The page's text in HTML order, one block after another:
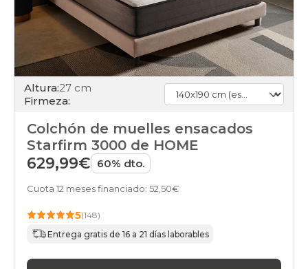
Altura:27 cm
Firmeza:
Colchón de muelles ensacados
Starfirm 3000 de HOME
629,99€ 60% dto.
Cuota 12 meses financiado: 52,50€
5(148)
Entrega gratis de 16 a 21 días laborables